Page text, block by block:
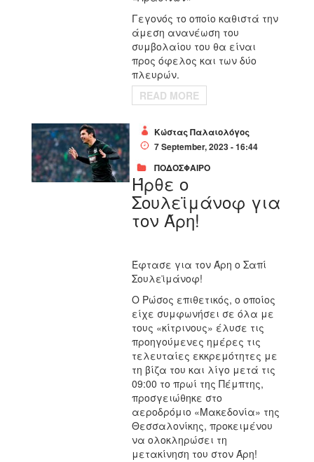
Γεγονός το οποίο καθιστά την
άμεση ανανέωση του
συμβολαίου του θα είναι
προς όφελος και των δύο
πλευρών.
READ MORE
Κώστας Παλαιολόγος
7 September, 2023 - 16:44
ΠΟΔΟΣΦΑΙΡΟ
Ήρθε ο
Σουλεϊμάνοφ για
τον Άρη!
Έφτασε για τον Άρη ο Σαπί
Σουλεϊμάνοφ!
Ο Ρώσος επιθετικός, ο οποίος
είχε συμφωνήσει σε όλα με
τους «κίτρινους» έλυσε τις
προηγούμενες ημέρες τις
τελευταίες εκκρεμότητες με
τη βίζα του και λίγο μετά τις
09:00 το πρωί της Πέμπτης,
προσγειώθηκε στο
αεροδρόμιο «Μακεδονία» της
Θεσσαλονίκης, προκειμένου
να ολοκληρώσει τη
μετακίνηση του στον Άρη!